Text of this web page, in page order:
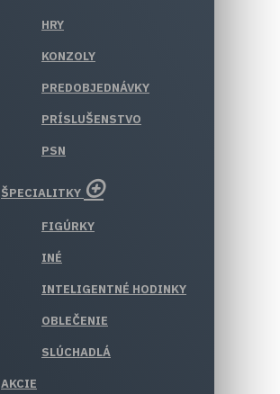
HRY
KONZOLY
PREDOBJEDNÁVKY
PRÍSLUŠENSTVO
PSN
ŠPECIALITKY
FIGÚRKY
INÉ
INTELIGENTNÉ HODINKY
OBLEČENIE
SLÚCHADLÁ
AKCIE